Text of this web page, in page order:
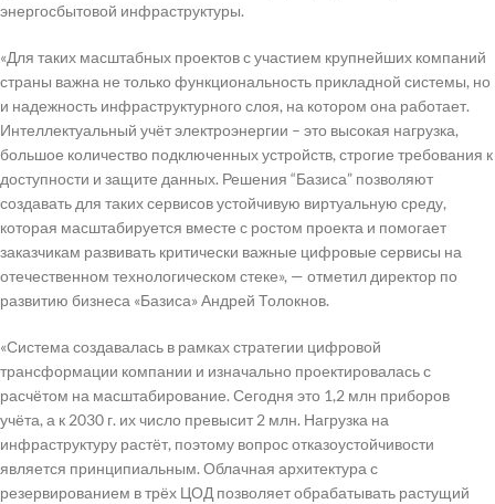
энергосбытовой инфраструктуры.
«Для таких масштабных проектов с участием крупнейших компаний
страны важна не только функциональность прикладной системы, но
и надежность инфраструктурного слоя, на котором она работает.
Интеллектуальный учёт электроэнергии – это высокая нагрузка,
большое количество подключенных устройств, строгие требования к
доступности и защите данных. Решения “Базиса” позволяют
создавать для таких сервисов устойчивую виртуальную среду,
которая масштабируется вместе с ростом проекта и помогает
заказчикам развивать критически важные цифровые сервисы на
отечественном технологическом стеке», — отметил директор по
развитию бизнеса «Базиса» Андрей Толокнов.
«Система создавалась в рамках стратегии цифровой
трансформации компании и изначально проектировалась с
расчётом на масштабирование. Сегодня это 1,2 млн приборов
учёта, а к 2030 г. их число превысит 2 млн. Нагрузка на
инфраструктуру растёт, поэтому вопрос отказоустойчивости
является принципиальным. Облачная архитектура с
резервированием в трёх ЦОД позволяет обрабатывать растущий